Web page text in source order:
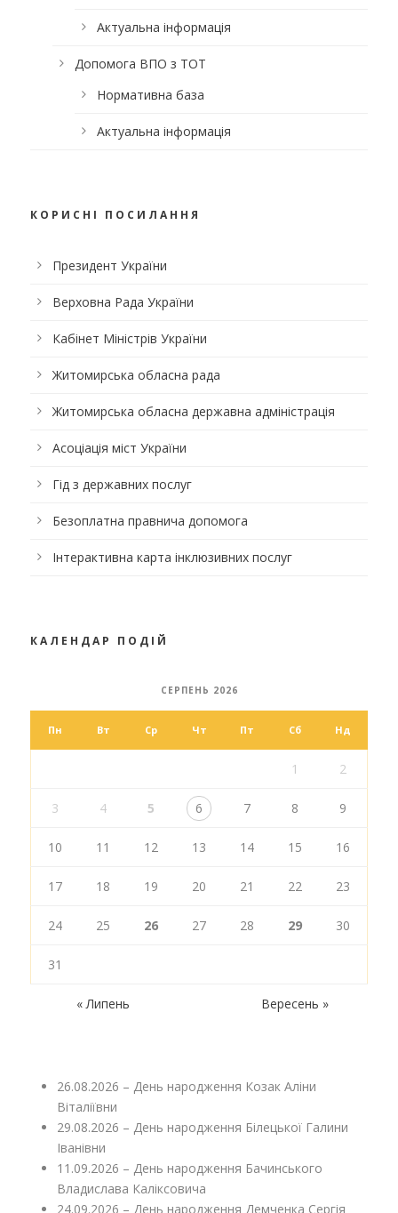
Актуальна інформація
Допомога ВПО з ТОТ
Нормативна база
Актуальна інформація
КОРИСНІ ПОСИЛАННЯ
Президент України
Верховна Рада України
Кабінет Міністрів України
Житомирська обласна рада
Житомирська обласна державна адміністрація
Асоціація міст України
Гід з державних послуг
Безоплатна правнича допомога
Інтерактивна карта інклюзивних послуг
КАЛЕНДАР ПОДІЙ
СЕРПЕНЬ 2026
Пн Вт Ср Чт Пт Сб Нд
1 2
3 4 5 6 7 8 9
10 11 12 13 14 15 16
17 18 19 20 21 22 23
24 25 26 27 28 29 30
31
« Липень Вересень »
26.08.2026 – День народження Козак Аліни
Віталіївни
29.08.2026 – День народження Білецької Галини
Іванівни
11.09.2026 – День народження Бачинського
Владислава Каліксовича
24.09.2026 – День народження Демченка Сергія